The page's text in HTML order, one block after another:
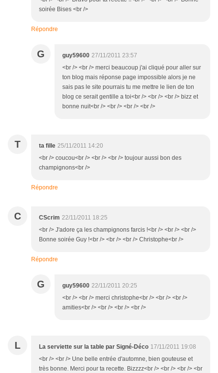
soirée Bises <br />
Répondre
G guy59600 27/11/2011 23:57
<br /> <br /> merci beaucoup j'ai cliqué pour aller sur
ton blog mais réponse page impossible alors je ne
sais pas le site pourrais tu me mettre le lien de ton
blog ce serait gentille a toi<br /> <br /> <br /> bizz et
bonne nuit<br /> <br /> <br /> <br />
T ta fille 25/11/2011 14:20
<br /> coucou<br /> <br /> <br /> toujour aussi bon des
champignons<br />
Répondre
C CScrim 22/11/2011 18:25
<br /> J'adore ça les champignons farcis !<br /> <br /> <br />
Bonne soirée Guy !<br /> <br /> <br /> Christophe<br />
Répondre
G guy59600 22/11/2011 20:25
<br /> <br /> merci christophe<br /> <br /> <br />
amities<br /> <br /> <br /> <br />
L La serviette sur la table par Signé-Déco 17/11/2011 19:08
<br /> <br /> Une belle entrée d'automne, bien gouteuse et
très bonne. Merci pour ta recette. Bizzzz<br /> <br /> <br /> <br